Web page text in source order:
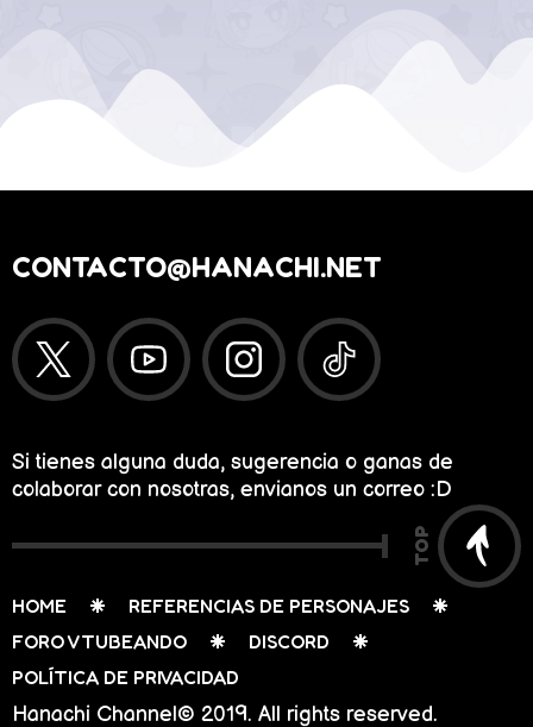
CONTACTO@HANACHI.NET
Si tienes alguna duda, sugerencia o ganas de
colaborar con nosotras, envianos un correo :D
TOP
HOME
REFERENCIAS DE PERSONAJES
FORO VTUBEANDO
DISCORD
POLÍTICA DE PRIVACIDAD
Hanachi Channel© 2019. All rights reserved.